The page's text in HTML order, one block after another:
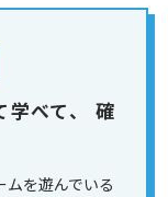
べて、
確
を遊んでいる